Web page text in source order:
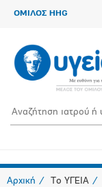
ΟΜΙΛΟΣ HHG
Αρχική Το ΥΓΕΙΑ